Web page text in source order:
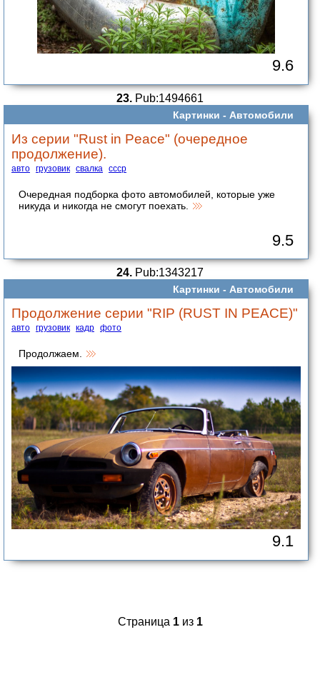
9.6
23. Pub:1494661
Картинки - Автомобили
Из серии "Rust in Peace" (очередное
продолжение).
авто грузовик свалка ссср
Очередная подборка фото автомобилей, которые уже
никуда и никогда не смогут поехать.
9.5
24. Pub:1343217
Картинки - Автомобили
Продолжение серии "RIP (RUST IN PEACE)"
авто грузовик кадр фото
Продолжаем.
9.1
Страница 1из 1